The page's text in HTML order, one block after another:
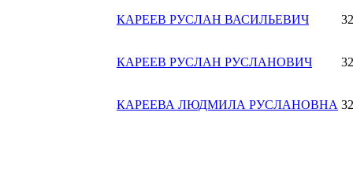
КАРЕЕВ РУСЛАН ВАСИЛЬЕВИЧ
КАРЕЕВ РУСЛАН РУСЛАНОВИЧ
КАРЕЕВА ЛЮДМИЛА РУСЛАНОВНА